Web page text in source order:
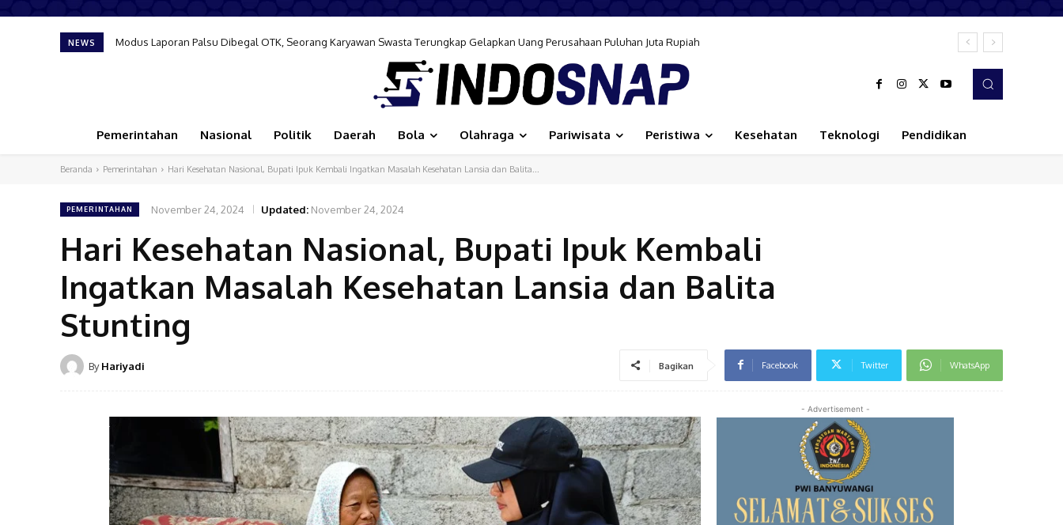
NEWS Terkesima Keramahan Masyarakat Banyuwangi, Peserta Konferensi Internasional: Cerminkan Nilai Islami
Pemerintahan Nasional Politik Daerah Bola Olahraga Pariwisata Peristiwa Kesehatan Teknologi Pendidikan
Beranda Pemerintahan Hari Kesehatan Nasional, Bupati Ipuk Kembali Ingatkan Masalah Kesehatan Lansia dan Balita...
PEMERINTAHAN November 24, 2024 Updated: November 24, 2024
Hari Kesehatan Nasional, Bupati Ipuk Kembali
Ingatkan Masalah Kesehatan Lansia dan Balita
Stunting
By Hariyadi Bagikan Facebook Twitter WhatsApp
- Advertisement -